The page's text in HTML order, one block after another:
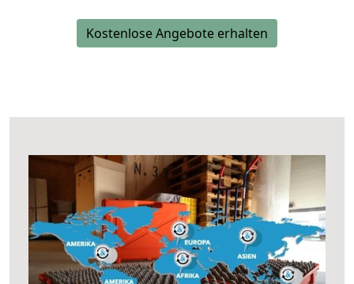
Kostenlose Angebote erhalten